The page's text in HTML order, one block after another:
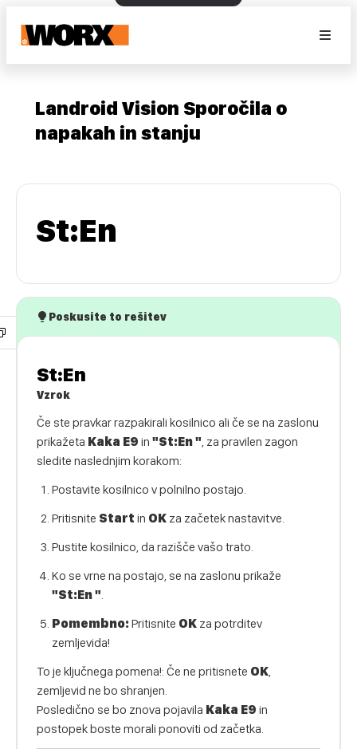
Landroid Vision Sporočila o
napakah in stanju
St:En
Poskusite to rešitev
St:En
Vzrok
Če ste pravkar razpakirali kosilnico ali če se na zaslonu
prikažeta Kaka E9 in "St:En ", za pravilen zagon
sledite naslednjim korakom:
Postavite kosilnico v polnilno postajo.
Pritisnite Start in OK za začetek nastavitve.
Pustite kosilnico, da razišče vašo trato.
Ko se vrne na postajo, se na zaslonu prikaže
"St:En ".
Pomembno:Pritisnite OK za potrditev
zemljevida!
To je ključnega pomena!: Če ne pritisnete OK,
zemljevid ne bo shranjen.
Posledično se bo znova pojavila Kaka E9 in
postopek boste morali ponoviti od začetka.